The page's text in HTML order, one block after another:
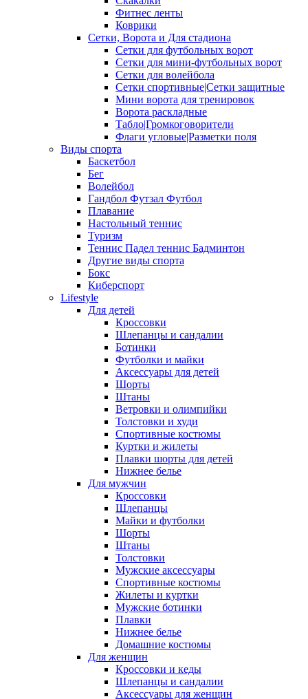
Фитнес ленты
Коврики
Сетки, Ворота и Для стадиона
Сетки для футбольных ворот
Сетки для мини-футбольных ворот
Сетки для волейбола
Сетки спортивные|Сетки защитные
Мини ворота для тренировок
Ворота раскладные
Табло|Громкоговорители
Флаги угловые|Разметки поля
Виды спорта
Баскетбол
Бег
Волейбол
Гандбол Футзал Футбол
Плавание
Настольный теннис
Туризм
Теннис Падел теннис Бадминтон
Другие виды спорта
Бокс
Киберспорт
Lifestyle
Для детей
Кроссовки
Шлепанцы и сандалии
Ботинки
Футболки и майки
Аксессуары для детей
Шорты
Штаны
Ветровки и олимпийки
Толстовки и худи
Спортивные костюмы
Куртки и жилеты
Плавки шорты для детей
Нижнее белье
Для мужчин
Кроссовки
Шлепанцы
Майки и футболки
Шорты
Штаны
Толстовки
Мужские аксессуары
Спортивные костюмы
Жилеты и куртки
Мужские ботинки
Плавки
Нижнее белье
Домашние костюмы
Для женщин
Кроссовки и кеды
Шлепанцы и сандалии
Аксессуары для женщин